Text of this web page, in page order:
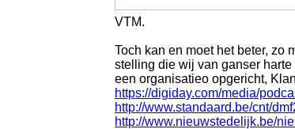
VTM.
Toch kan en moet het beter, zo
stelling die wij van ganser
een organisatieo opgericht,
https://digiday.com/media/
http://www.standaard.be/cnt/
http://www.nieuwstedelijk.be/